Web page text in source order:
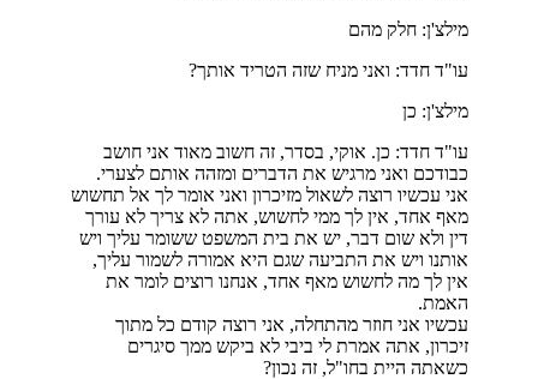
מילצ'ן: חלק מהם
עו"ד חדד: ואני מניח שזה הטריד אותך?
מילצ'ן: כן
עו"ד חדד: כן. אוקי, בסדר, זה חשוב מאוד אני חושב
כבודכם ואני מרגיש את הדברים ומזהה אותם לצערי.
אני עכשיו רוצה לשאול מזיכרון ואני אומר לך אל תחשוש
מאף אחד, אין לך ממי לחשוש, אתה לא צריך לא עורך
דין ולא שום דבר, יש את בית המשפט ששומר עליך ויש
אותנו ויש את התביעה שגם היא אמורה לשמור עליך,
אין לך מה לחשוש מאף אחד, אנחנו רוצים לומר את
האמת.
עכשיו אני חוזר מהתחלה, אני רוצה קודם כל מתוך
זיכרון, אתה אמרת לי ביבי לא ביקש ממך סיגרים
כשאתה היית בחו"ל, זה נכון?